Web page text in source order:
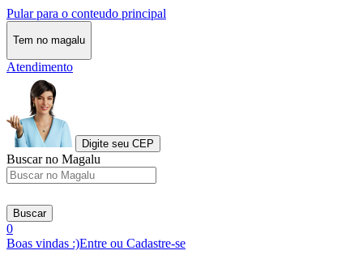
Pular para o conteudo principal
Tem no magalu
Atendimento
Digite seu CEP
Buscar no Magalu
Buscar
0
Boas vindas :)Entre ou Cadastre-se